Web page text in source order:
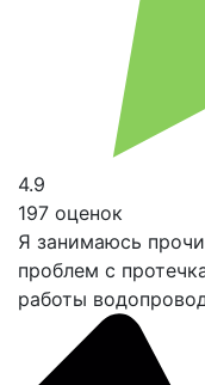
4.9
197 оценок
Я занимаюсь
проблем с
работы